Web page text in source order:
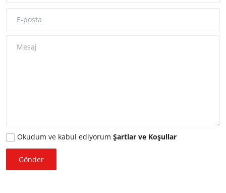
Mülki İdare
Toplum ve Yaşam
Okudum ve kabul ediyorum Şartlar ve Koşullar
Gönder